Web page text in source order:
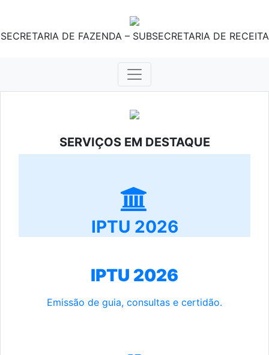
SECRETARIA DE FAZENDA – SUBSECRETARIA DE RECEITA
SERVIÇOS EM DESTAQUE
IPTU 2026
IPTU 2026
Emissão de guia, consultas e certidão.